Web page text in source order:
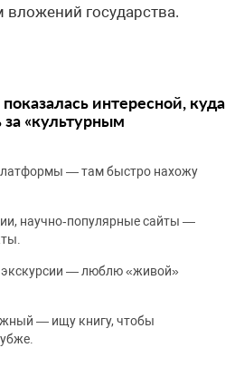
государства.
интересной, куда
«культурным
— там быстро нахожу
научно‑популярные сайты —
экскурсии — люблю «живой»
— ищу книгу, чтобы